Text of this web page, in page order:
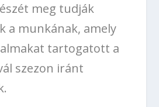
meg tudják
a munkának, amely
tartogatott a
szezon iránt